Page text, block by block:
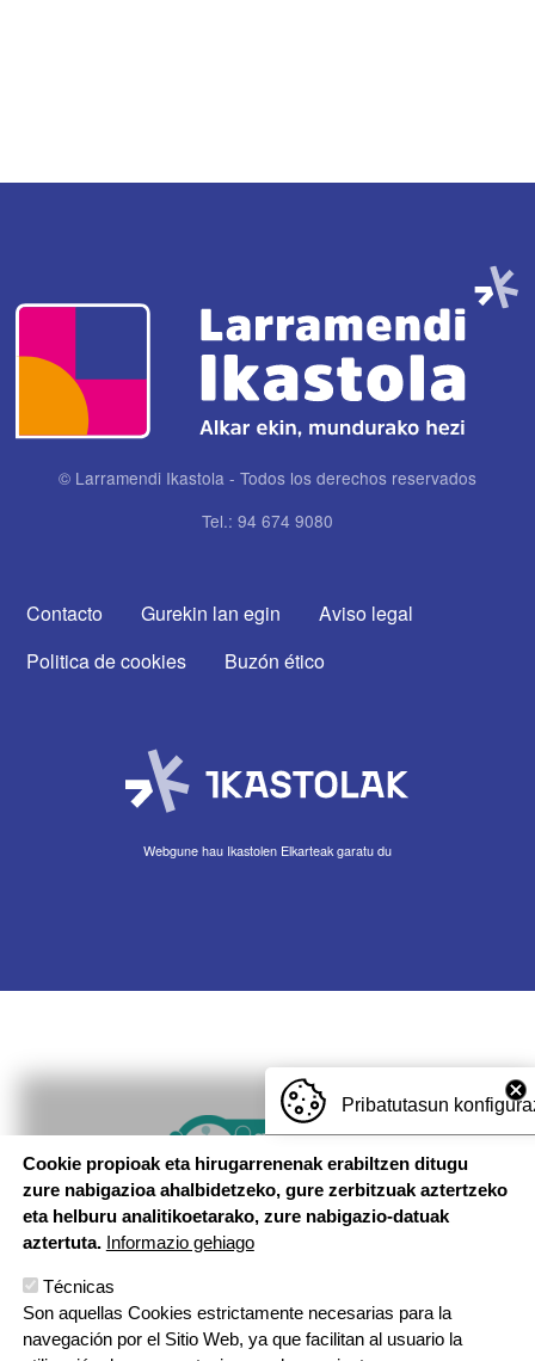
© Larramendi Ikastola - Todos los derechos reservados
Tel.: 94 674 9080
CONTACTA CON NOSOTROS
Contacto Gurekin lan egin
Aviso legal
Politica de cookies
Buzón ético
Webgune hau Ikastolen Elkarteak garatu du
Imagen
Pribatutasun
Cookie propioak eta hirugarrenenak erabiltzen ditugu
zure nabigazioa ahalbidetzeko, gure zerbitzuak aztertzeko
eta helburu analitikoetarako, zure nabigazio-datuak
aztertuta. Informazio gehiago
Técnicas
Son aquellas Cookies estrictamente necesarias para la
navegación por el Sitio Web, ya que facilitan al usuario la